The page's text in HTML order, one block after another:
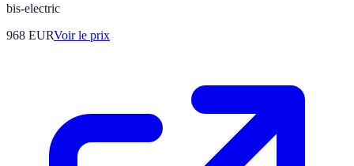
bis-electric
968 EURVoir le prix